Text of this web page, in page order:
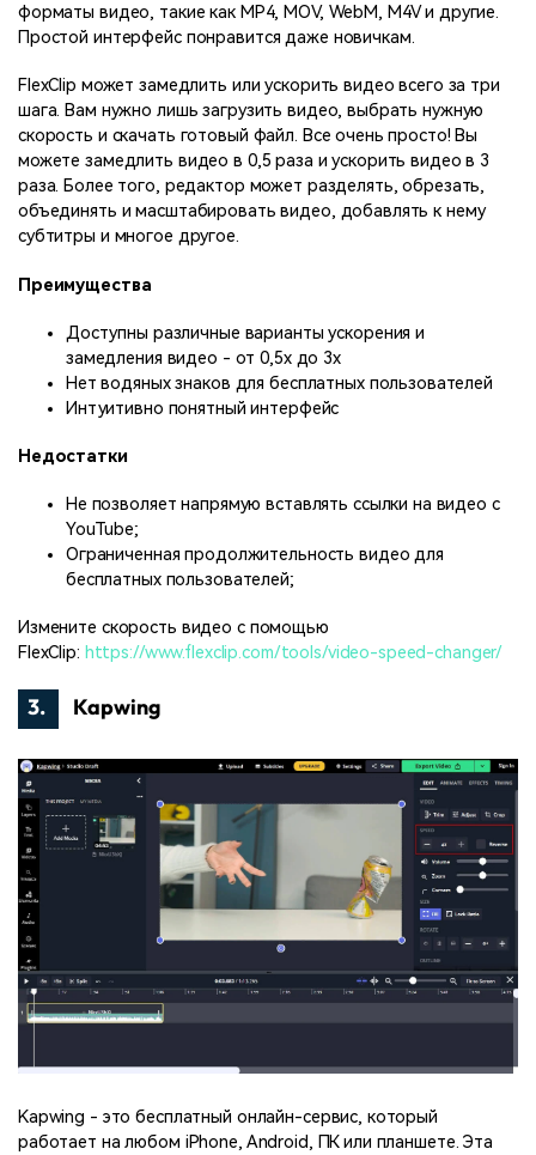
форматы видео, такие как MP4, MOV, WebM, M4V и другие.
Простой интерфейс понравится даже новичкам.
FlexClip может замедлить или ускорить видео всего за три
шага. Вам нужно лишь загрузить видео, выбрать нужную
скорость и скачать готовый файл. Все очень просто! Вы
можете замедлить видео в 0,5 раза и ускорить видео в 3
раза. Более того, редактор может разделять, обрезать,
объединять и масштабировать видео, добавлять к нему
субтитры и многое другое.
Преимущества
Доступны различные варианты ускорения и
замедления видео - от 0,5x до 3x
Нет водяных знаков для бесплатных пользователей
Интуитивно понятный интерфейс
Недостатки
Не позволяет напрямую вставлять ссылки на видео с
YouTube;
Ограниченная продолжительность видео для
бесплатных пользователей;
Измените скорость видео с помощью
FlexClip: https://www.flexclip.com/tools/video-speed-changer/
3. Kapwing
Kapwing - это бесплатный онлайн-сервис, который
работает на любом iPhone, Android, ПК или планшете. Эта